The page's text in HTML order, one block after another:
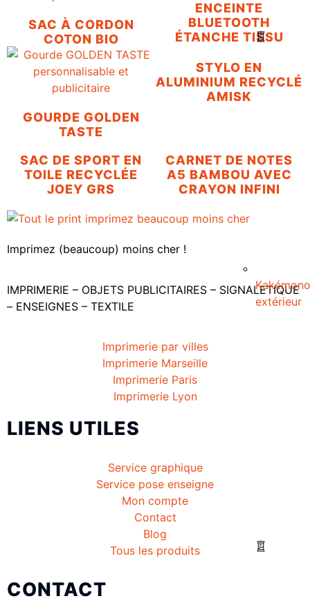
Kakémono
extérieur
SAC À CORDON
COTON BIO
ENCEINTE
BLUETOOTH
ÉTANCHE TISSU
GOURDE GOLDEN
TASTE
STYLO EN
ALUMINIUM RECYCLÉ
AMISK
SAC DE SPORT EN
TOILE RECYCLÉE
JOEY GRS
CARNET DE NOTES
A5 BAMBOU AVEC
CRAYON INFINI
Imprimez (beaucoup) moins cher !
IMPRIMERIE – OBJETS PUBLICITAIRES – SIGNALETIQUE
– ENSEIGNES – TEXTILE
Imprimerie par villes
Imprimerie Marseille
Imprimerie Paris
Imprimerie Lyon
LIENS UTILES
Service graphique
Service pose enseigne
Mon compte
Contact
Blog
Tous les produits
CONTACT